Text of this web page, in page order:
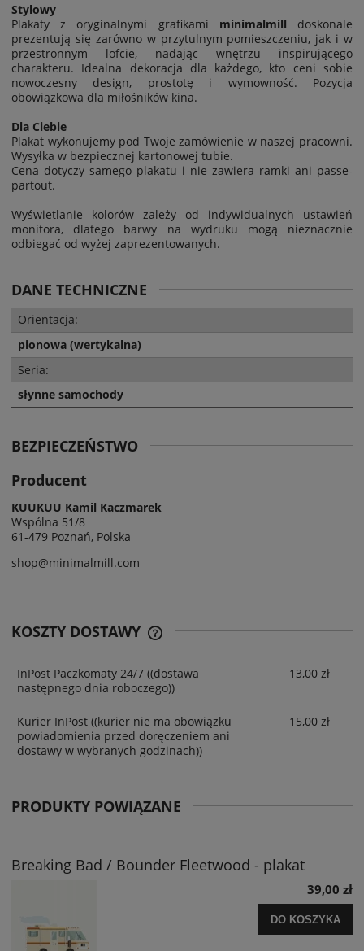
Stylowy
Plakaty z oryginalnymi grafikami minimalmill doskonale
prezentują się zarówno w przytulnym pomieszczeniu, jak i w
przestronnym lofcie, nadając wnętrzu inspirującego
charakteru. Idealna dekoracja dla każdego, kto ceni sobie
nowoczesny design, prostotę i wymowność. Pozycja
obowiązkowa dla miłośników kina.
Dla Ciebie
Plakat wykonujemy pod Twoje zamówienie w naszej pracowni.
Wysyłka w bezpiecznej kartonowej tubie.
Cena dotyczy samego plakatu i nie zawiera ramki ani passe-
partout.
Wyświetlanie kolorów zależy od indywidualnych ustawień
monitora, dlatego barwy na wydruku mogą nieznacznie
odbiegać od wyżej zaprezentowanych.
DANE TECHNICZNE
Orientacja:
pionowa (wertykalna)
Seria:
słynne samochody
BEZPIECZEŃSTWO
Producent
KUUKUU Kamil Kaczmarek
Wspólna 51/8
61-479 Poznań, Polska
shop@minimalmill.com
KOSZTY DOSTAWY
InPost Paczkomaty 24/7 ((dostawa
następnego dnia roboczego))
13,00 zł
Kurier InPost ((kurier nie ma obowiązku
powiadomienia przed doręczeniem ani
dostawy w wybranych godzinach))
15,00 zł
PRODUKTY POWIĄZANE
Breaking Bad / Bounder Fleetwood - plakat
39,00 zł
DO KOSZYKA